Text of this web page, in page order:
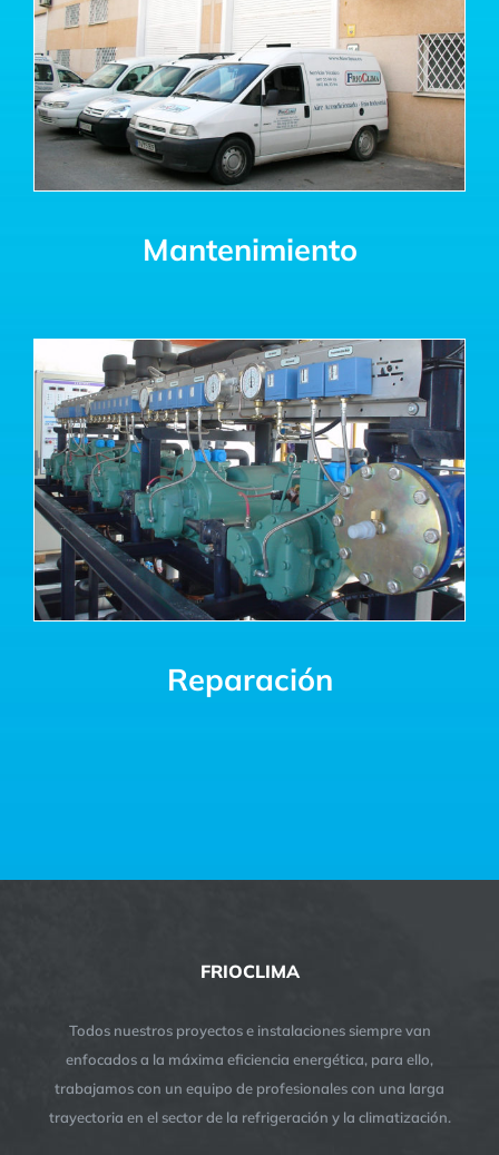
Mantenimiento
Reparación
FRIOCLIMA
Todos nuestros proyectos e instalaciones siempre van
enfocados a la máxima eficiencia energética, para ello,
trabajamos con un equipo de profesionales con una larga
trayectoria en el sector de la refrigeración y la climatización.